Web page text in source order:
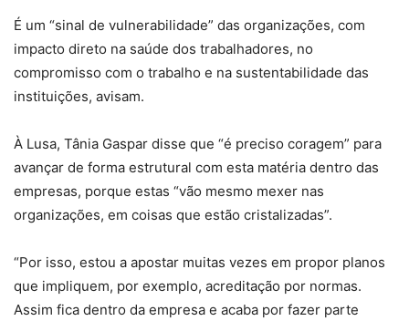
É um “sinal de vulnerabilidade” das organizações, com
impacto direto na saúde dos trabalhadores, no
compromisso com o trabalho e na sustentabilidade das
instituições, avisam.
À Lusa, Tânia Gaspar disse que “é preciso coragem” para
avançar de forma estrutural com esta matéria dentro das
empresas, porque estas “vão mesmo mexer nas
organizações, em coisas que estão cristalizadas”.
“Por isso, estou a apostar muitas vezes em propor planos
que impliquem, por exemplo, acreditação por normas.
Assim fica dentro da empresa e acaba por fazer parte